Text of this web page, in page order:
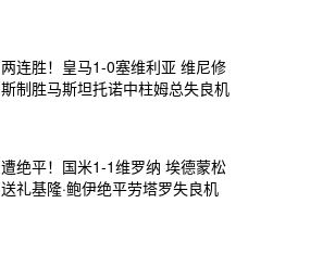
两连胜！皇马1-0塞维利亚 维尼修
斯制胜马斯坦托诺中柱姆总失良机
遭绝平！国米1-1维罗纳 埃德蒙松
送礼基隆·鲍伊绝平劳塔罗失良机